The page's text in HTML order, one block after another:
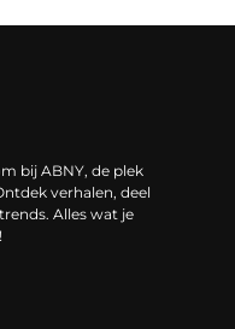
bij ABNY, de plek
verhalen, deel
Alles wat je